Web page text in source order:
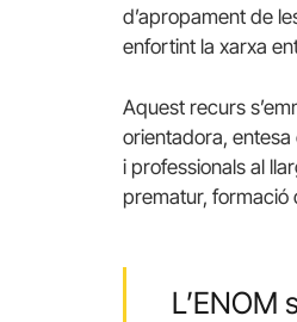
d’apropament de
enfortint la xarxa
Aquest recurs
orientadora,
i professionals al
prematur, formació
L’ENOM